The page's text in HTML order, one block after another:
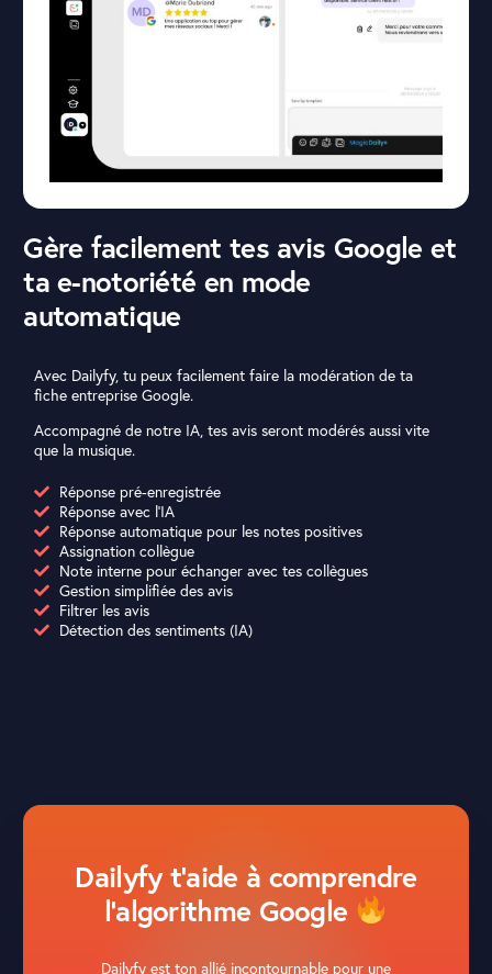
Gère facilement tes avis Google et
ta e-notoriété en mode
automatique
Avec Dailyfy, tu peux facilement faire la modération de ta
fiche entreprise Google.
Accompagné de notre IA, tes avis seront modérés aussi vite
que la musique.
Réponse pré-enregistrée
Réponse avec l'IA
Réponse automatique pour les notes positives
Assignation collègue
Note interne pour échanger avec tes collègues
Gestion simplifiée des avis
Filtrer les avis
Détection des sentiments (IA)
Dailyfy t'aide à comprendre
l'algorithme Google
Dailyfy est ton allié incontournable pour une